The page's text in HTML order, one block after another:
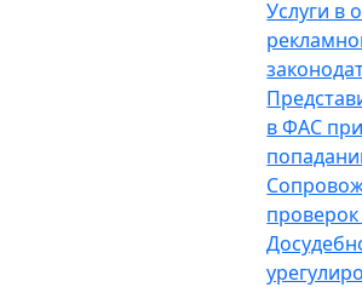
Услуги в
в ФАС